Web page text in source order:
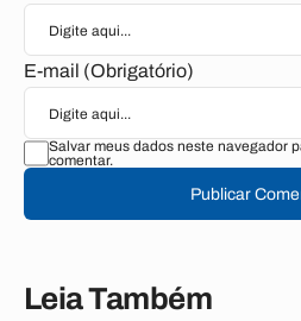
E-mail (Obrigatório)
Salvar meus dados neste navegador
comentar.
Publicar
Leia Também